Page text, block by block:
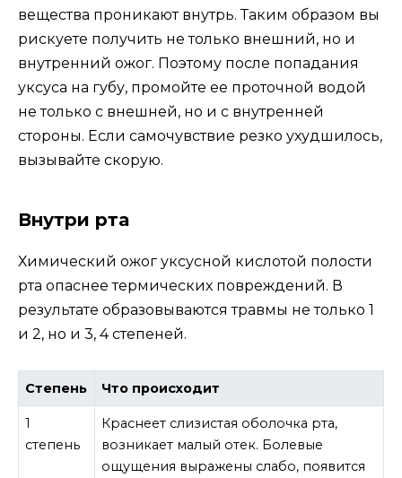
вещества проникают внутрь. Таким образом вы
рискуете получить не только внешний, но и
внутренний ожог. Поэтому после попадания
уксуса на губу, промойте ее проточной водой
не только с внешней, но и с внутренней
стороны. Если самочувствие резко ухудшилось,
вызывайте скорую.
Внутри рта
Химический ожог уксусной кислотой полости
рта опаснее термических повреждений. В
результате образовываются травмы не только 1
и 2, но и 3, 4 степеней.
Степень Что происходит
1
степень
Краснеет слизистая оболочка рта,
возникает малый отек. Болевые
ощущения выражены слабо, появится